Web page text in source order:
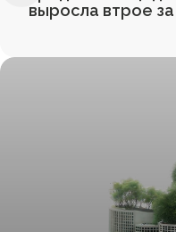
выросла втрое за